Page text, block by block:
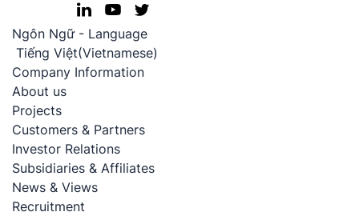
Ngôn Ngữ - Language
Tiếng Việt(Vietnamese)
Company Information
About us
Projects
Customers & Partners
Investor Relations
Subsidiaries & Affiliates
News & Views
Recruitment